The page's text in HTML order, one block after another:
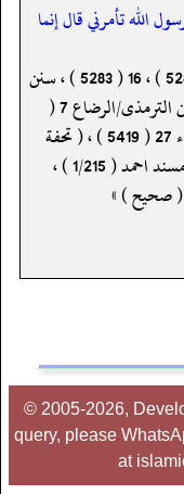
الله تأمرني قال إنما
« صحیح البخاری/الطلاق 15 ( 5282 ) ، 16 ( 5283 ) ، سنن
ابی داود/الطلاق 19 ( 2231 ) ، سنن الترمذی/الرضاع 7 (
1154 ) ، سنن النسائی/آداب القضاء 27 ( 5419 ) ، ( تحفة
الأشراف : 6048 ) ، وقد أخرجہ : مسند احمد ( 1/215 ) ،
© 2005-2026,
query, please
at